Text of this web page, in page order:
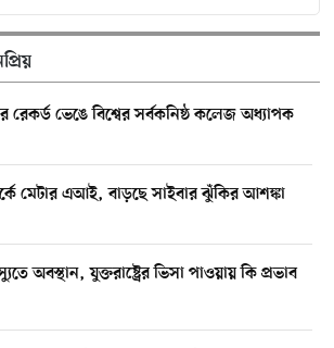
ভেঙে বিশ্বের সর্বকনিষ্ঠ কলেজ অধ্যাপক
মেটার এআই, বাড়ছে সাইবার ঝুঁকির আশঙ্কা
অবস্থান, যুক্তরাষ্ট্রের ভিসা পাওয়ায় কি প্রভাব